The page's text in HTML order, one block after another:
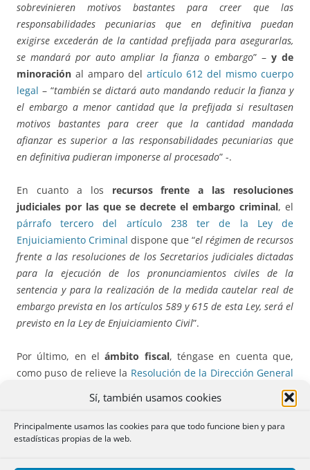
Sí, también usamos cookies
Principalmente usamos las cookies para que todo funcione bien y para
estadísticas propias de la web.
sobrevinieren motivos bastantes para creer que las
responsabilidades pecuniarias que en definitiva puedan
exigirse excederán de la cantidad prefijada para asegurarlas,
se mandará por auto ampliar la fianza o embargo” – y de
minoración al amparo del artículo 612 del mismo cuerpo
legal – “también se dictará auto mandando reducir la fianza y
el embargo a menor cantidad que la prefijada si resultasen
motivos bastantes para creer que la cantidad mandada
afianzar es superior a las responsabilidades pecuniarias que
en definitiva pudieran imponerse al procesado” -.
En cuanto a los recursos frente a las resoluciones
judiciales por las que se decrete el embargo criminal, el
párrafo tercero del artículo 238 ter de la Ley de
Enjuiciamiento Criminal dispone que “el régimen de recursos
frente a las resoluciones de los Secretarios judiciales dictadas
para la ejecución de los pronunciamientos civiles de la
sentencia y para la realización de la medida cautelar real de
embargo prevista en los artículos 589 y 615 de esta Ley, será el
previsto en la Ley de Enjuiciamiento Civil”.
Por último, en elámbito fiscal, téngase en cuenta que,
como puso de relieve la Resolución de la Dirección General
de Seguridad Jurídica y Fe Pública de 21 de diciembre de
no es preciso que el mandamiento sea presentado
en la Oficina Liquidadora para poder tomar anotación
preventiva en el Registro